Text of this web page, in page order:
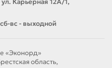
ул. Карьерная 12А/1,
вс - выходной
«Эконорд»
область,